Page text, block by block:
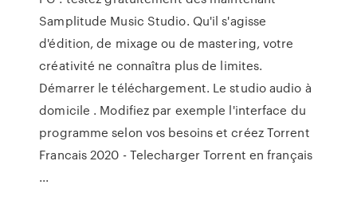
Samplitude Music Studio. Qu'il s'agisse
d'édition, de mixage ou de mastering, votre
créativité ne connaîtra plus de limites.
Démarrer le téléchargement. Le studio audio à
domicile . Modifiez par exemple l'interface du
programme selon vos besoins et créez Torrent
Francais 2020 - Telecharger Torrent en français
...